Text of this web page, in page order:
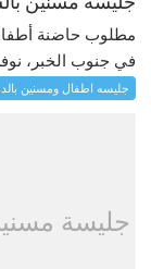
مطلوب حاضنة
في جنوب الخبر،
جليسه اطفال ومسنين
جليسة مسنين